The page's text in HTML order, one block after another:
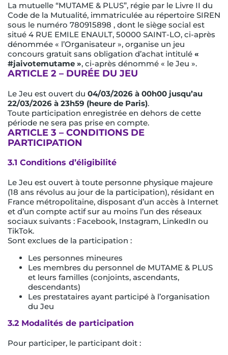
La mutuelle “MUTAME & PLUS”, régie par le Livre II du
Code de la Mutualité, immatriculée au répertoire SIREN
sous le numéro 780915898 , dont le siège social est
situé 4 RUE EMILE ENAULT, 50000 SAINT-LO, ci-après
dénommée « l’Organisateur », organise un jeu
concours gratuit sans obligation d’achat intitulé «
#jaivotemutame », ci-après dénommé « le Jeu ».
ARTICLE 2 – DURÉE DU JEU
Le Jeu est ouvert du 04/03/2026 à 00h00 jusqu’au
22/03/2026 à 23h59 (heure de Paris).
Toute participation enregistrée en dehors de cette
période ne sera pas prise en compte.
ARTICLE 3 – CONDITIONS DE
PARTICIPATION
3.1 Conditions d’éligibilité
Le Jeu est ouvert à toute personne physique majeure
(18 ans révolus au jour de la participation), résidant en
France métropolitaine, disposant d’un accès à Internet
et d’un compte actif sur au moins l’un des réseaux
sociaux suivants : Facebook, Instagram, LinkedIn ou
TikTok.
Sont exclues de la participation :
Les personnes mineures
Les membres du personnel de MUTAME & PLUS
et leurs familles (conjoints, ascendants,
descendants)
Les prestataires ayant participé à l’organisation
du Jeu
3.2 Modalités de participation
Pour participer, le participant doit :